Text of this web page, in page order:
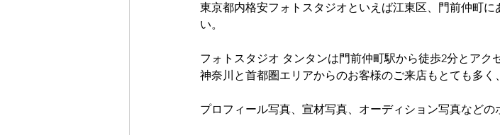
東京都内格安フォトスタジオといえば江東区、門前仲町
い。
フォトスタジオ タンタンは門前仲町駅から徒歩2分とアク
神奈川と首都圏エリアからのお客様のご来店もとても多く
プロフィール写真、宣材写真、オーディション写真などの